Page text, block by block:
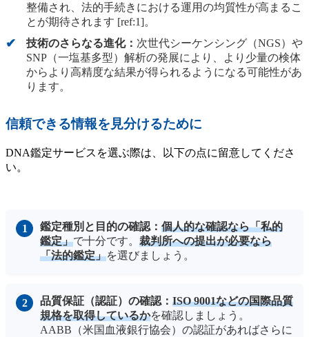
整備され、法的手続きにおける運用の均質性が高まるこ
とが期待されます [ref:1]。
技術のさらなる進化： 次世代シーケンシング（NGS）や
SNP（一塩基多型）解析の発展により、より少量の検体
からより高精度な結果が得られるようになる可能性があ
ります。
信頼できる情報を見分けるために
DNA鑑定サービスを選ぶ際は、以下の点に留意してくださ
い。
鑑定種別と目的の確認： 個人的な確認なら「私的
鑑定」で十分です。 裁判所への提出が必要なら
「法的鑑定」を選びましょう。
品質保証（認証）の確認： ISO 9001などの国際品質
規格を取得しているかを確認しましょう。
AABB（米国血液銀行協会）の認証があればさらに